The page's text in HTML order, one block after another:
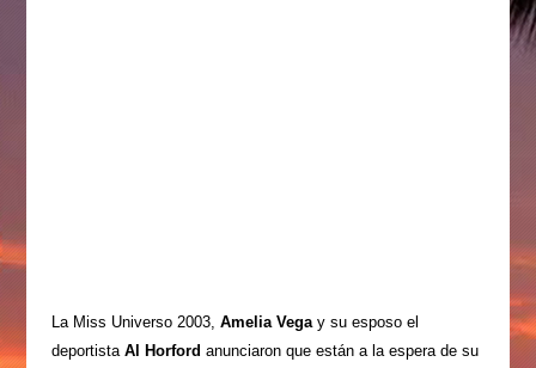
La Miss Universo 2003, Amelia Vegay su esposo el
deportista Al Horford anunciaron que están a la espera de su